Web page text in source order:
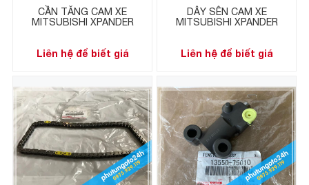
CẦN TĂNG CAM XE
MITSUBISHI XPANDER
Liên hệ để biết giá
DÂY SÊN CAM XE
MITSUBISHI XPANDER
Liên hệ để biết giá